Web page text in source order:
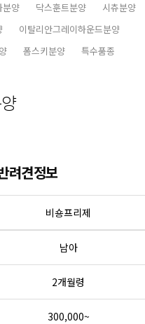
분양 닥스훈트분양
시츄분양
이탈리안그레이하운드분양
폼스키분양 특수품종
려견정보
비숑프리제
남아
2개월령
300,000~